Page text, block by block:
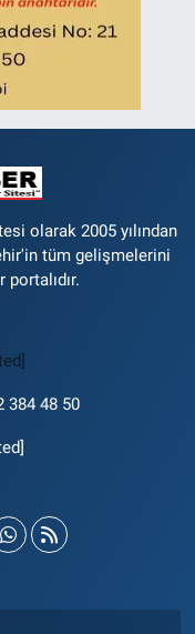
olarak 2005 yılından
tüm gelişmelerini
384 48 50